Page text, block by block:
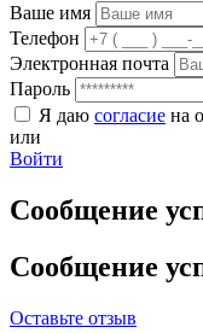
Ваше имя
Телефон
Электронная почта
Пароль
Я даю согласие на
или
Войти
Сообщение
Сообщение
Оставьте отзыв